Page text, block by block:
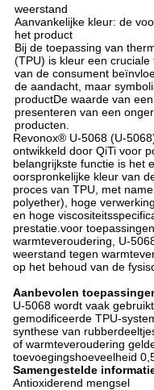
weerstand
Aanvankelijke kleur: de
het product
Bij de toepassing van
(TPU) is kleur een
van de consument
de aandacht, maar
productDe waarde van
presenteren van een
producten.
Revonox® U-5068 (U-
ontwikkeld door QiTi voor
belangrijkste functie is het
oorspronkelijke kleur van
proces van TPU, met
polyether), hoge
en hoge
prestatie.voor
warmteveroudering, U-
weerstand tegen
op het behoud van de
Aanbevolen
U-5068 wordt vaak
gemodificeerde TPU-
synthese van
of warmteveroudering
toevoegingshoeveelheid
Samengestelde
Antioxiderend mengsel